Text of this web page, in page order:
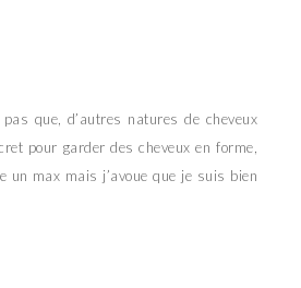
que, d’autres natures de cheveux
pour garder des cheveux en forme,
un max mais j’avoue que je suis bien